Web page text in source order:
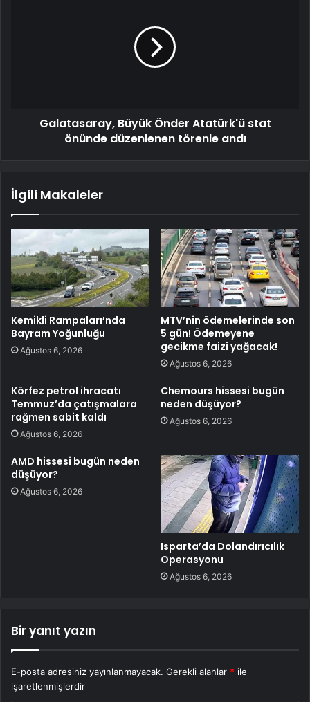
Galatasaray, Büyük Önder Atatürk'ü stat
önünde düzenlenen törenle andı
İlgili Makaleler
Kemikli Rampaları’nda
Bayram Yoğunluğu
Ağustos 6, 2026
MTV’nin ödemelerinde son
5 gün! Ödemeyene
gecikme faizi yağacak!
Ağustos 6, 2026
Körfez petrol ihracatı
Temmuz’da çatışmalara
rağmen sabit kaldı
Ağustos 6, 2026
Chemours hissesi bugün
neden düşüyor?
Ağustos 6, 2026
AMD hissesi bugün neden
düşüyor?
Ağustos 6, 2026
Isparta’da Dolandırıcılık
Operasyonu
Ağustos 6, 2026
Bir yanıt yazın
E-posta adresiniz yayınlanmayacak. Gerekli alanlar * ile
işaretlenmişlerdir